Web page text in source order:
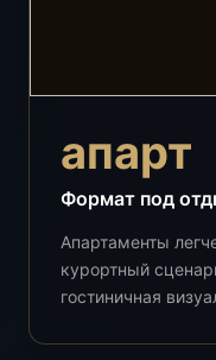
апарт
Формат под
Апартаменты
курортный
гостиничная